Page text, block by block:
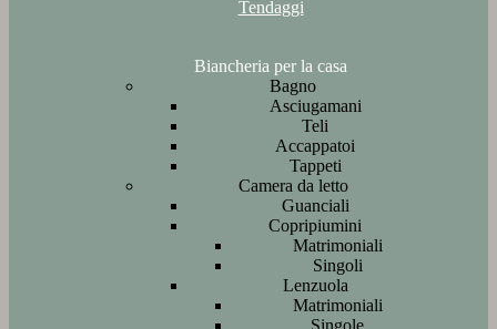
Tendaggi
Biancheria per la casa
Bagno
Asciugamani
Teli
Accappatoi
Tappeti
Camera da letto
Guanciali
Copripiumini
Matrimoniali
Singoli
Lenzuola
Matrimoniali
Singole